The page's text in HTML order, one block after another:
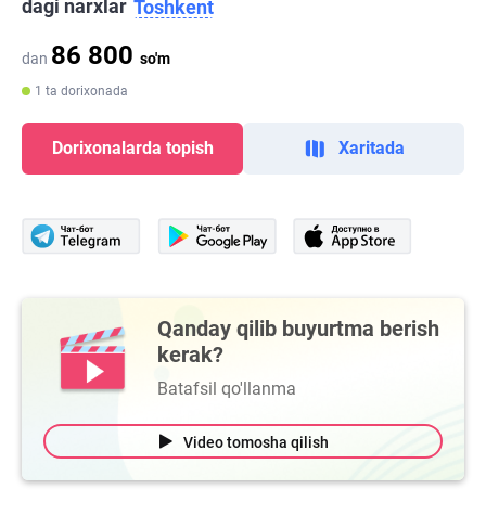
dagi narxlar Toshkent
dan 86 800 so'm
1 ta dorixonada
Dorixonalarda topish Xaritada
Qanday qilib buyurtma berish
kerak?
Batafsil qo'llanma
Video tomosha qilish